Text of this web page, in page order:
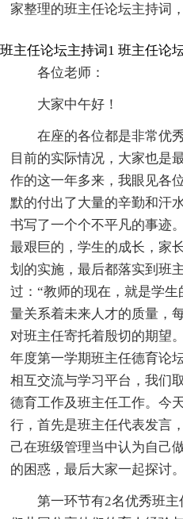
家整理的班主任论坛主持词
班主任论坛主持词1
各位老师：
大家中午好！
在座的各位都是非常优
目前的实际情况，大家也是
作的这一年多来，我眼见各
默的付出了大量的辛勤和汗
书写了一个个不平凡的事迹
最艰巨的，学生的成长，家
划的实施，最后都落实到班
过：“教师的现在，就是学
量关系着未来人才的质量，
对班主任寄托着殷切的期望
年度第一学期班主任德育论
相互交流与学习平台，我们
德育工作及班主任工作。今
行，首先是班主任代表发言
己在班级管理当中认为自己
的困惑，最后大家一起探讨。
第一环节有2名优秀班
班主任论